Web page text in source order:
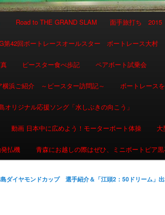
Road to THE GRAND SLAM 面手旅打ち 2015
42回ボートレースオールスター ボートレース大村
ピースター食べ歩記 ペアボート試乗会
横浜ご紹介 ～ピースター訪問記～ ボートレース
オリジナル応援ソング「水しぶきの向こう」
動画 日本中に広めよう！モーターボート体操
払機 青森にお越しの際はぜひ、ミニボートピア
ダイヤモンドカップ 選手紹介＆「江頭2：50ドリーム」